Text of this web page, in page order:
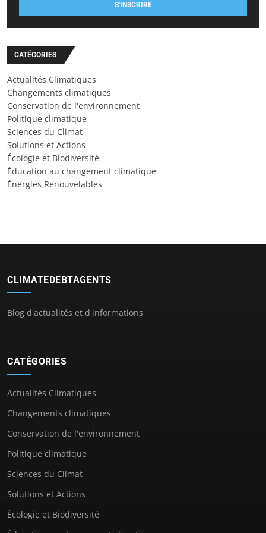
S'INSCRIRE
CATÉGORIES
Actualités Climatiques
Changements climatiques
Conservation de l'environnement
Politique climatique
Sciences du Climat
Solutions et Actions
Écologie et Biodiversité
Éducation au changement climatique
Énergies Renouvelables
CLIMATEDEBTAGENTS
Blog d'actualités et d'informations
CATÉGORIES
Actualités Climatiques
Changements climatiques
Conservation de l'environnement
Politique climatique
Sciences du Climat
Solutions et Actions
Écologie et Biodiversité